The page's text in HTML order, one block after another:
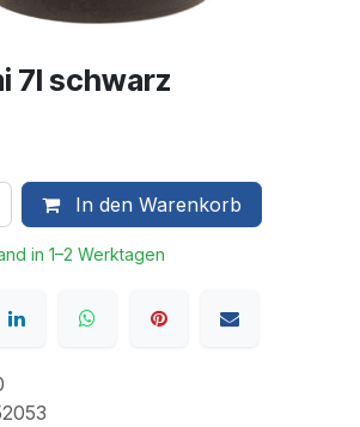
7l schwarz
In den Warenkorb
in 1–2 Werktagen